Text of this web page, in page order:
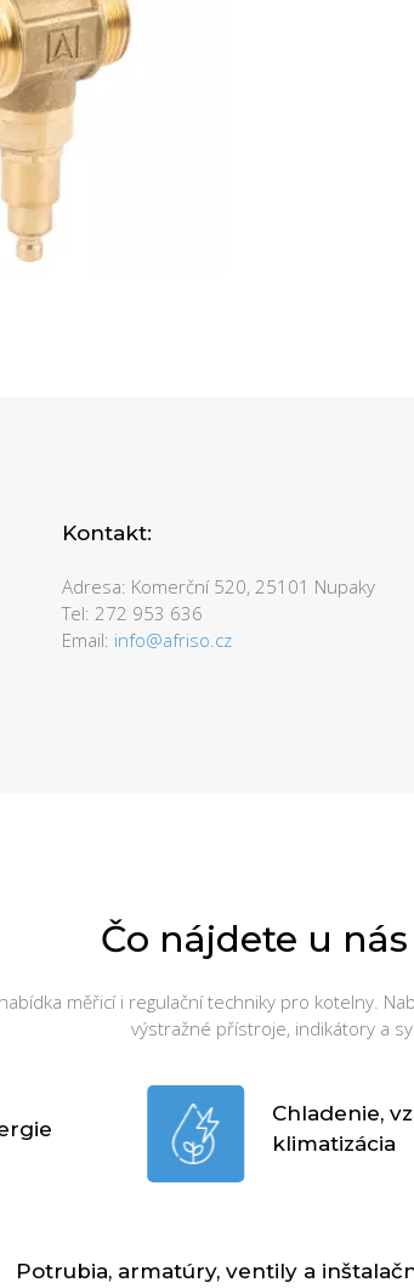
Kontakt:
Adresa: Komerční 520, 25101 Nupaky
Tel: 272 953 636
Email: info@afriso.cz
Čo nájdete u
měřicí i regulační techniky pro kotelny.
výstražné přístroje, indikátory a
Chladenie,
klimatizácia
Potrubia, armatúry, ventily a